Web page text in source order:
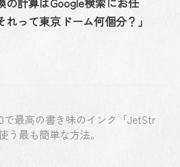
れって東京ドーム何個分？」
で最高の書き味のインク「JetStr
う最も簡単な方法。